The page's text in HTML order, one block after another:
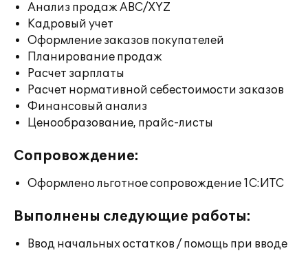
Анализ продаж ABC/XYZ
Кадровый учет
Оформление заказов покупателей
Планирование продаж
Расчет зарплаты
Расчет нормативной себестоимости заказов
Финансовый анализ
Ценообразование, прайс-листы
Сопровождение:
Оформлено льготное сопровождение 1С:ИТС
Выполнены следующие работы:
Ввод начальных остатков / помощь при вводе